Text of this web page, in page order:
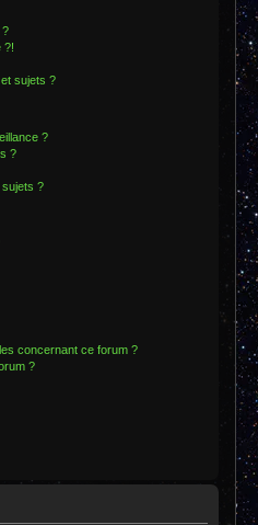
?
?!
sujets ?
?
?
?
concernant ce forum ?
?